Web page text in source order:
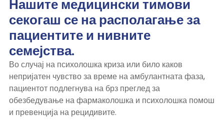
Нашите медицински тимови
секогаш се на располагање за
пациентите и нивните
семејства.
Во случај на психолошка криза или било каков
непријатен чувство за време на амбулантната фаза,
пациентот подлегнува на брз преглед за
обезбедување на фармаколошка и психолошка помош
и превенција на рецидивите.